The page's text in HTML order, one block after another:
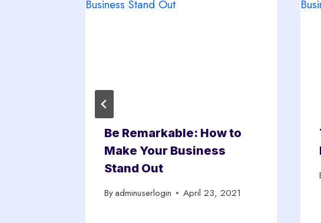
Be Remarkable: How to
Make Your Business
Stand Out
Byadminuserlogin April 23, 2021